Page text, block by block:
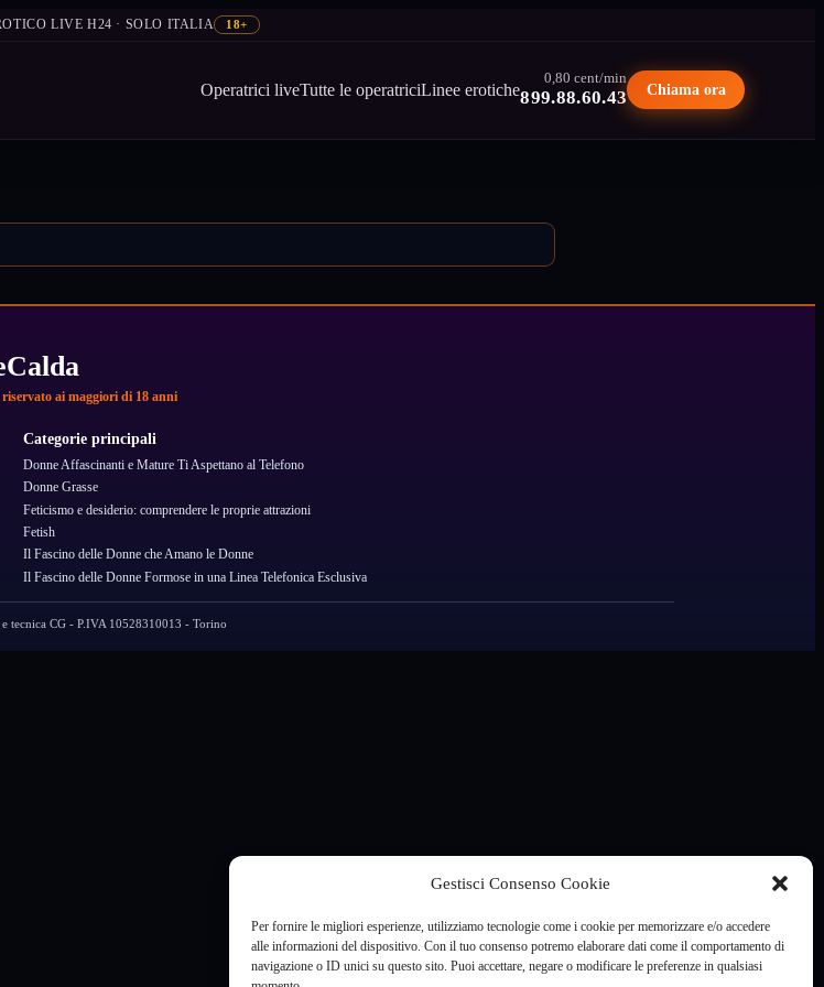
Gestisci Consenso Cookie
Per fornire le migliori esperienze, utilizziamo tecnologie come i cookie per memorizzare e/o accedere
alle informazioni del dispositivo. Con il tuo consenso potremo elaborare dati come il comportamento di
navigazione o ID unici su questo sito. Puoi accettare, negare o modificare le preferenze in qualsiasi
LIVE H24 · SOLO ITALIA 18+
Operatrici liveTutte le operatriciLinee erotiche
0,80 cent/min
899.88.60.43 Chiama ora
ai maggiori di 18 anni
Categorie principali
Donne Affascinanti e Mature Ti Aspettano al Telefono
Donne Grasse
Feticismo e desiderio: comprendere le proprie attrazioni
Fetish
Il Fascino delle Donne che Amano le Donne
Il Fascino delle Donne Formose in una Linea Telefonica Esclusiva
tecnica CG - P.IVA 10528310013 - Torino